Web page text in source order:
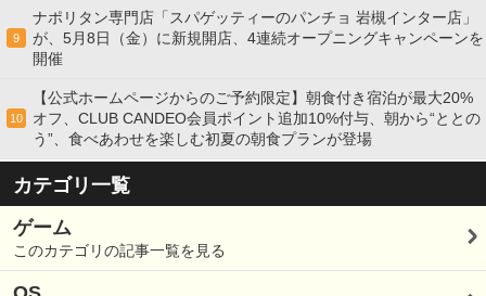
9
ナポリタン専門店「スパゲッティーのパンチョ 岩槻インター店」
が、5月8日（金）に新規開店、4連続オープニングキャンペーンを
開催
10
【公式ホームページからのご予約限定】朝食付き宿泊が最大20%
オフ、CLUB CANDEO会員ポイント追加10%付与、朝から“ととの
う”、食べあわせを楽しむ初夏の朝食プランが登場
カテゴリ一覧
ゲーム
このカテゴリの記事一覧を見る